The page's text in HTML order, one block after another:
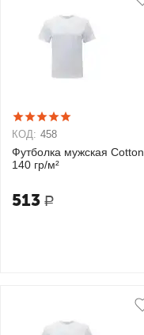
КОД: 458
Футболка мужская Cotton
140 гр/м²
513 Р